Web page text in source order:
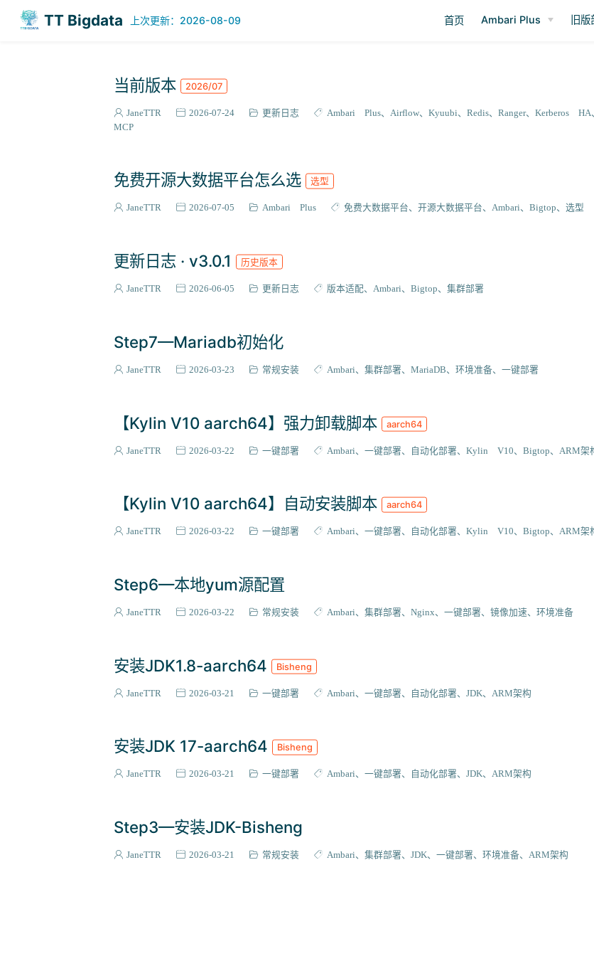
TT Bigdata 上次更新：2026-08-09 首页 Ambari Plus 旧
当前版本 2026/07
JaneTTR 2026-07-24 更新日志 Ambari Plus Airflow Kyuubi Redis Ranger Kerberos HA
MCP
免费开源大数据平台怎么选 选型
JaneTTR 2026-07-05 Ambari Plus 免费大数据平台 开源大数据平台 Ambari Bigtop 选型
更新日志 · v3.0.1 历史版本
JaneTTR 2026-06-05 更新日志 版本适配 Ambari Bigtop 集群部署
Step7—Mariadb初始化
JaneTTR 2026-03-23 常规安装 Ambari 集群部署 MariaDB 环境准备 一键部署
【Kylin V10 aarch64】强力卸载脚本 aarch64
JaneTTR 2026-03-22 一键部署 Ambari 一键部署 自动化部署 Kylin V10 Bigtop ARM架
【Kylin V10 aarch64】自动安装脚本 aarch64
JaneTTR 2026-03-22 一键部署 Ambari 一键部署 自动化部署 Kylin V10 Bigtop ARM架
Step6—本地yum源配置
JaneTTR 2026-03-22 常规安装 Ambari 集群部署 Nginx 一键部署 镜像加速 环境准备
安装JDK1.8-aarch64 Bisheng
JaneTTR 2026-03-21 一键部署 Ambari 一键部署 自动化部署 JDK ARM架构
安装JDK 17-aarch64 Bisheng
JaneTTR 2026-03-21 一键部署 Ambari 一键部署 自动化部署 JDK ARM架构
Step3—安装JDK-Bisheng
JaneTTR 2026-03-21 常规安装 Ambari 集群部署 JDK 一键部署 环境准备 ARM架构